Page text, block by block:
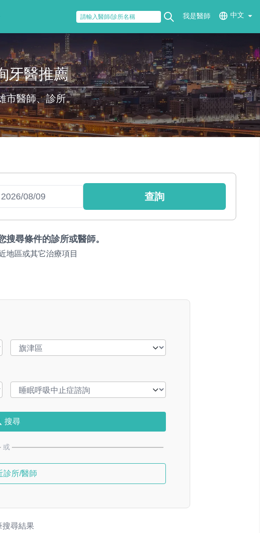
我是醫師 中文
牙醫推薦
市醫師、診所。
查詢
搜尋條件的診所或醫師。
地區或其它治療項目
搜尋
或
診所/醫師
搜尋結果